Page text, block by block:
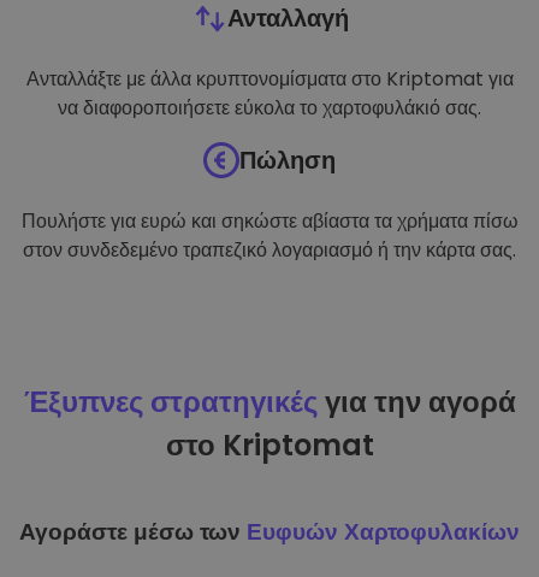
Ανταλλαγή
Ανταλλάξτε με άλλα κρυπτονομίσματα στο Kriptomat για
να διαφοροποιήσετε εύκολα το χαρτοφυλάκιό σας.
Πώληση
Πουλήστε για ευρώ και σηκώστε αβίαστα τα χρήματα πίσω
στον συνδεδεμένο τραπεζικό λογαριασμό ή την κάρτα σας.
Έξυπνες στρατηγικέςγια την αγορά
στο Kriptomat
Αγοράστε μέσω των Ευφυών Χαρτοφυλακίων